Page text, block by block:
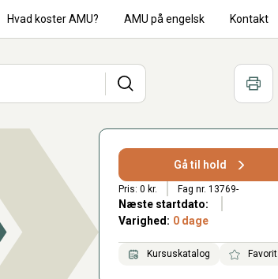
Hvad koster AMU? AMU på engelsk Kontakt
Søg Print
Gå til hold
Pris: 0 kr. Fag nr. 13769-
Næste startdato:
Varighed: 0 dage
Kursuskatalog Favorit